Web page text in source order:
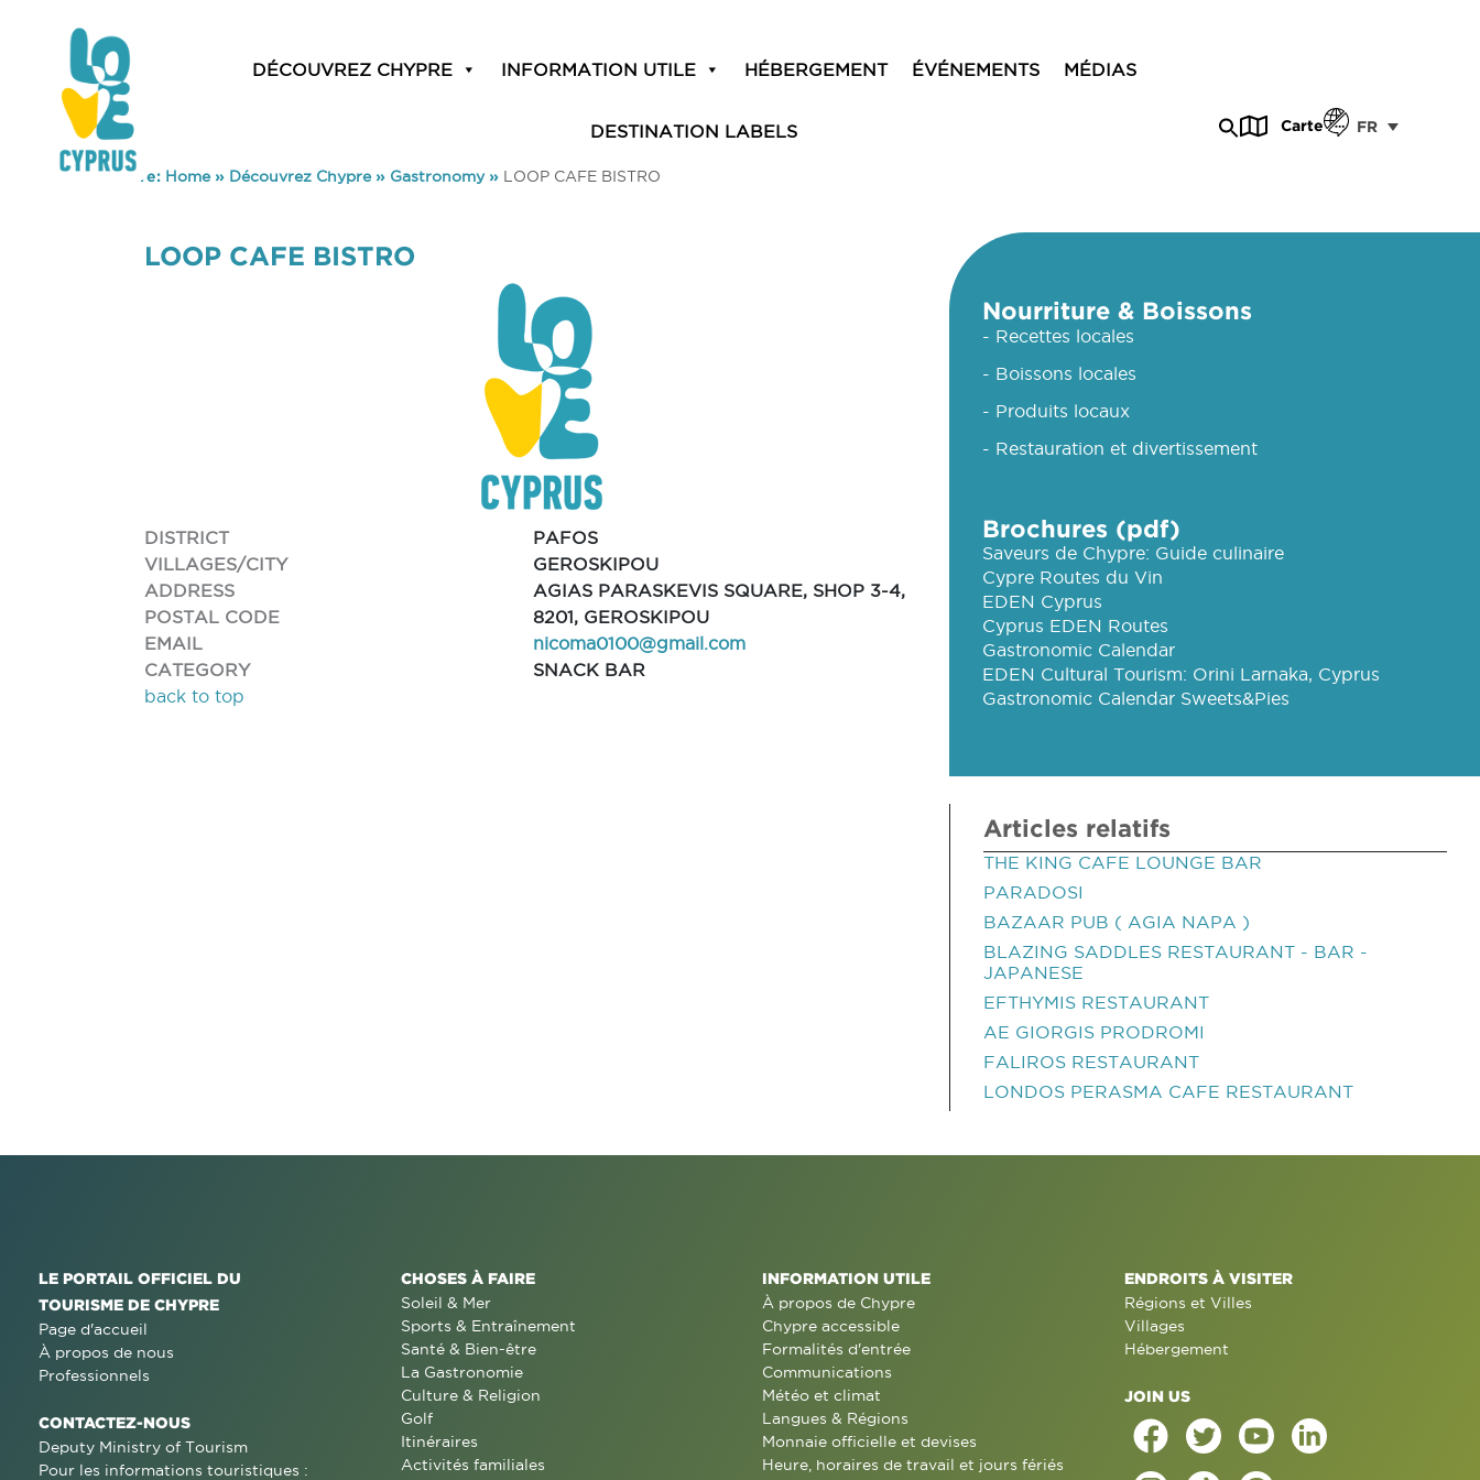
DÉCOUVREZ CHYPRE INFORMATION UTILE HÉBERGEMENT ÉVÉNEMENTS MÉDIAS
DESTINATION LABELS Carte FR
You are here: Home» Découvrez Chypre» Gastronomy» LOOP CAFE BISTRO
LOOP CAFE BISTRO
DISTRICT
PAFOS
VILLAGES/CITY
GEROSKIPOU
ADDRESS
AGIAS PARASKEVIS SQUARE, SHOP 3-4,
POSTAL CODE
8201, GEROSKIPOU
EMAIL
nicoma0100@gmail.com
CATEGORY
SNACK BAR
back to top
Nourriture & Boissons
- Recettes locales
- Boissons locales
- Produits locaux
- Restauration et divertissement
Brochures (pdf)
Saveurs de Chypre: Guide culinaire
Cypre Routes du Vin
EDEN Cyprus
Cyprus EDEN Routes
Gastronomic Calendar
EDEN Cultural Tourism: Orini Larnaka, Cyprus
Gastronomic Calendar Sweets&Pies
Articles relatifs
THE KING CAFE LOUNGE BAR
PARADOSI
BAZAAR PUB ( AGIA NAPA )
BLAZING SADDLES RESTAURANT - BAR -
JAPANESE
EFTHYMIS RESTAURANT
AE GIORGIS PRODROMI
FALIROS RESTAURANT
LONDOS PERASMA CAFE RESTAURANT
LE PORTAIL OFFICIEL DU
TOURISME DE CHYPRE
Page d'accueil
À propos de nous
Professionnels
CONTACTEZ-NOUS
Deputy Ministry of Tourism
Pour les informations touristiques :
CHOSES À FAIRE
Soleil & Mer
Sports & Entraînement
Santé & Bien-être
La Gastronomie
Culture & Religion
Golf
Itinéraires
Activités familiales
INFORMATION UTILE
À propos de Chypre
Chypre accessible
Formalités d'entrée
Communications
Météo et climat
Langues & Régions
Monnaie officielle et devises
Heure, horaires de travail et jours fériés
ENDROITS À VISITER
Régions et Villes
Villages
Hébergement
JOIN US